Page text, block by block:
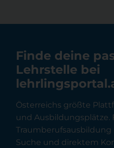
Finde deine
Lehrstelle bei
Österreichs größte
und Ausbildungsplätze.
Suche und direktem